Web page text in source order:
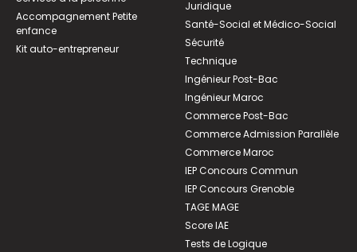
Accompagnement Petite
enfance
Kit auto-entrepreneur
Juridique
Santé-Social et Médico-Social
Sécurité
Technique
Ingénieur Post-Bac
Ingénieur Maroc
Commerce Post-Bac
Commerce Admission Parallèle
Commerce Maroc
IEP Concours Commun
IEP Concours Grenoble
TAGE MAGE
Score IAE
Tests de Logique